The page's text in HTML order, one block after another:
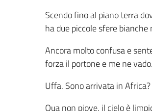
Scendo fino al piano terra
ha due piccole sfere
Ancora molto confusa e
forza il portone e me ne vado.
Uffa. Sono arrivata in Africa?
Qua non piove, il cielo è